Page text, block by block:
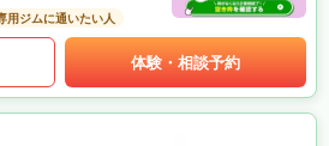
用ジムに通いたい人
体験・相談予約